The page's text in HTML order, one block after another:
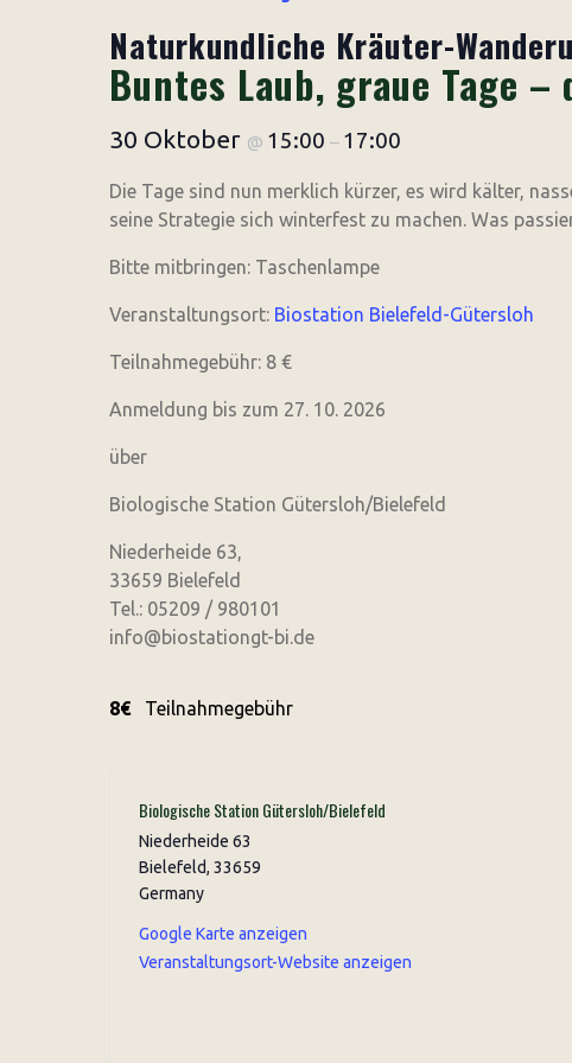
Naturkundliche Kräuter-
Buntes Laub, graue Tage
30 Oktober @ 15:00 – 17:00
Die Tage sind nun merklich kürzer, es wird kälter,
seine Strategie sich winterfest zu machen. Was
Bitte mitbringen: Taschenlampe
Veranstaltungsort: Biostation Bielefeld-Gütersloh
Teilnahmegebühr: 8 €
Anmeldung bis zum 27. 10. 2026
über
Biologische Station Gütersloh/Bielefeld
Niederheide 63,
33659 Bielefeld
Tel.: 05209 / 980101
info@biostationgt-bi.de
8€ Teilnahmegebühr
Biologische Station Gütersloh/Bielefeld
Niederheide 63
Bielefeld, 33659
Germany
Google Karte anzeigen
Veranstaltungsort-Website anzeigen